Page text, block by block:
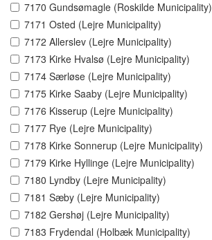
7170 Gundsømagle (Roskilde Municipality)
7171 Osted (Lejre Municipality)
7172 Allerslev (Lejre Municipality)
7173 Kirke Hvalsø (Lejre Municipality)
7174 Særløse (Lejre Municipality)
7175 Kirke Saaby (Lejre Municipality)
7176 Kisserup (Lejre Municipality)
7177 Rye (Lejre Municipality)
7178 Kirke Sonnerup (Lejre Municipality)
7179 Kirke Hyllinge (Lejre Municipality)
7180 Lyndby (Lejre Municipality)
7181 Sæby (Lejre Municipality)
7182 Gershøj (Lejre Municipality)
7183 Frydendal (Holbæk Municipality)